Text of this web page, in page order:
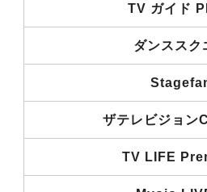
TV ガイド
ダンススク
ザテレビジョン
TV LIFE